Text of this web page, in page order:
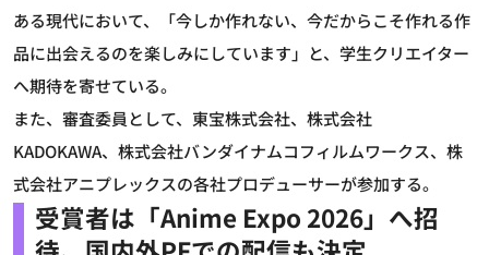
ある現代において、「今しか作れない、今だからこそ作れる作
品に出会えるのを楽しみにしています」と、学生クリエイター
へ期待を寄せている。
また、審査委員として、東宝株式会社、株式会社
KADOKAWA、株式会社バンダイナムコフィルムワークス、株
式会社アニプレックスの各社プロデューサーが参加する。
受賞者は「Anime Expo 2026」へ招